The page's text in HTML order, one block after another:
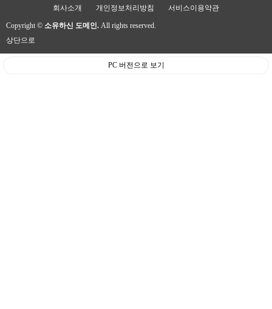
회사소개 개인정보처리방침 서비스이용약관
Copyright © 소유하신 도메인. All rights reserved.
상단으로
PC 버전으로 보기